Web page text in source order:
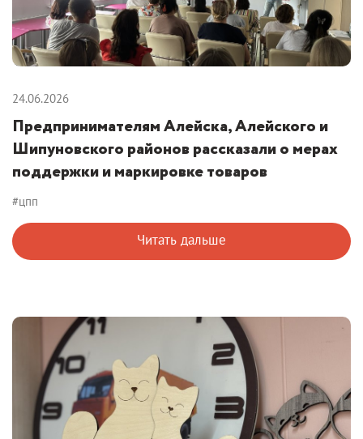
24.06.2026
Предпринимателям Алейска, Алейского и
Шипуновского районов рассказали о мерах
поддержки и маркировке товаров
#цпп
Читать дальше